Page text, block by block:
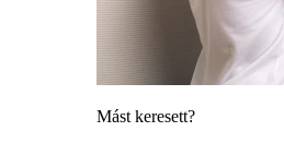
Mást keresett?